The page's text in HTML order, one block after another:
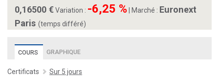
0,16500Variation : -6,25 % Marché : Euronext
Paris (temps différé)
COURS GRAPHIQUE
Certificats Sur 5 jours